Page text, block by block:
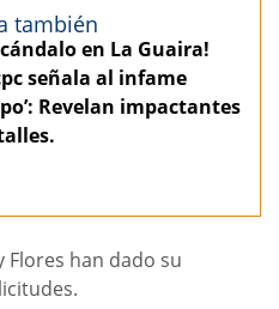
también
en La Guaira!
señala al infame
Revelan impactantes
Flores han dado su